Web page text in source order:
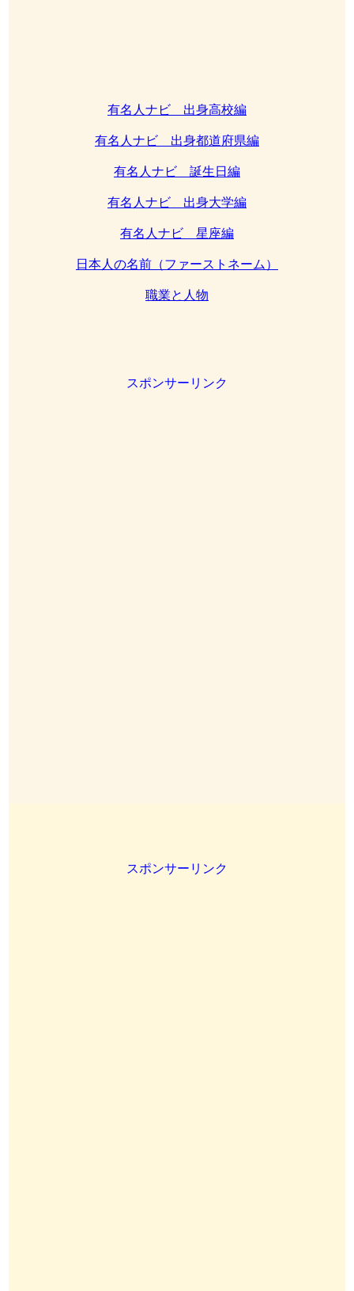
有名人ナビ 出身高校編
有名人ナビ 出身都道府県編
有名人ナビ 誕生日編
有名人ナビ 出身大学編
有名人ナビ 星座編
日本人の名前（ファーストネーム）
職業と人物
スポンサーリンク
スポンサーリンク